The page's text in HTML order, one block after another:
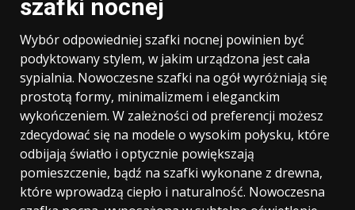
szafki nocnej
Wybór odpowiedniej szafki nocnej powinien być
podyktowany stylem, w jakim urządzona jest cała
sypialnia. Nowoczesne szafki na ogół wyróżniają się
prostotą formy, minimalizmem i eleganckim
wykończeniem. W zależności od preferencji możesz
zdecydować się na modele o wysokim połysku, które
odbijają światło i optycznie powiększają
pomieszczenie, bądź na szafki wykonane z drewna,
które wprowadzą ciepło i naturalność. Nowoczesna